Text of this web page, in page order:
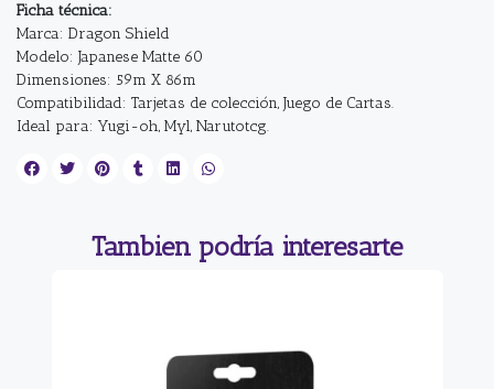
Ficha técnica:
Marca: Dragon Shield
Modelo: Japanese Matte 60
Dimensiones: 59m X 86m
Compatibilidad: Tarjetas de colección, Juego de Cartas.
Ideal para: Yugi-oh, Myl, Narutotcg.
Tambien podría interesarte